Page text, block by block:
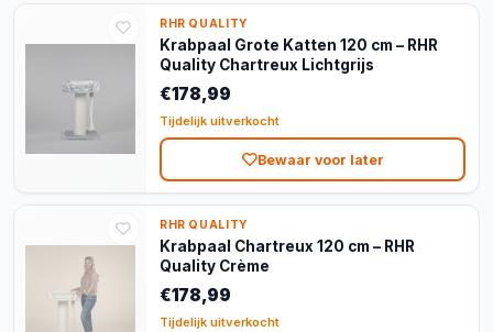
RHR QUALITY
Krabpaal Grote Katten 120 cm – RHR
Quality Chartreux Lichtgrijs
€178,99
Tijdelijk uitverkocht
Bewaar voor later
RHR QUALITY
Krabpaal Chartreux 120 cm – RHR
Quality Crème
€178,99
Tijdelijk uitverkocht